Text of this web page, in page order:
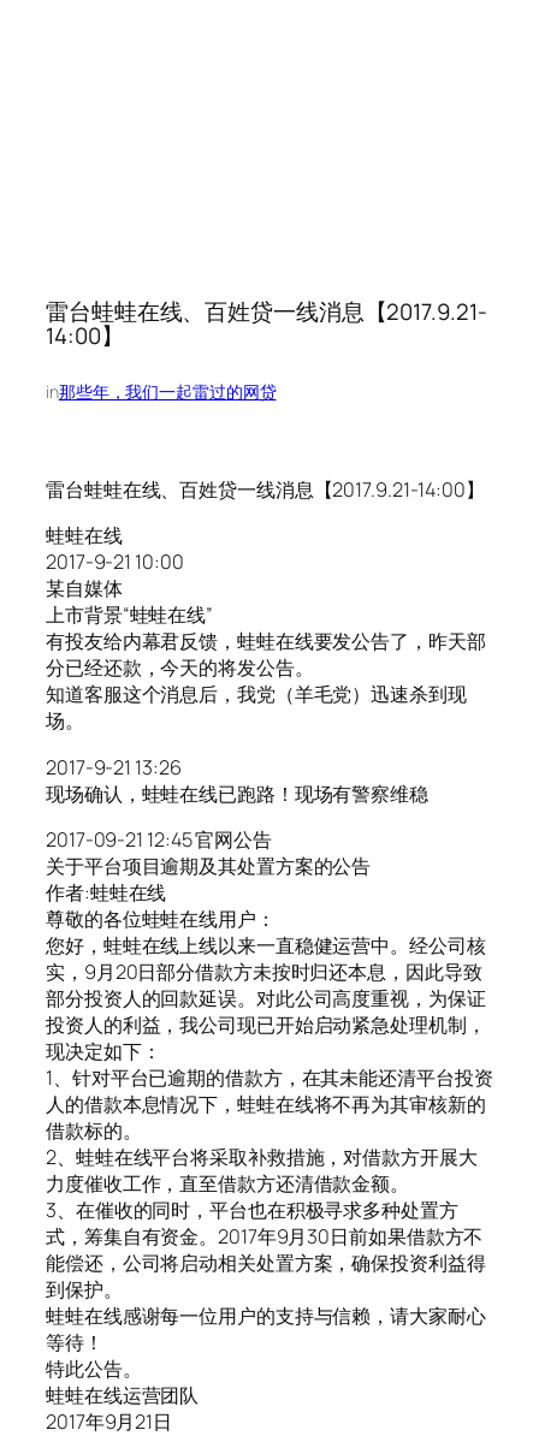
雷台蛙蛙在线、百姓贷一线消息【2017.9.21-
14:00】
in那些年，我们一起雷过的网贷
雷台蛙蛙在线、百姓贷一线消息【2017.9.21-14:00】
蛙蛙在线
2017-9-21 10:00
某自媒体
上市背景“蛙蛙在线”
有投友给内幕君反馈，蛙蛙在线要发公告了，昨天部
分已经还款，今天的将发公告。
知道客服这个消息后，我党（羊毛党）迅速杀到现
场。
2017-9-21 13:26
现场确认，蛙蛙在线已跑路！现场有警察维稳
2017-09-21 12:45 官网公告
关于平台项目逾期及其处置方案的公告
作者:蛙蛙在线
尊敬的各位蛙蛙在线用户：
您好，蛙蛙在线上线以来一直稳健运营中。经公司核
实，9月20日部分借款方未按时归还本息，因此导致
部分投资人的回款延误。对此公司高度重视，为保证
投资人的利益，我公司现已开始启动紧急处理机制，
现决定如下：
1、针对平台已逾期的借款方，在其未能还清平台投资
人的借款本息情况下，蛙蛙在线将不再为其审核新的
借款标的。
2、蛙蛙在线平台将采取补救措施，对借款方开展大
力度催收工作，直至借款方还清借款金额。
3、在催收的同时，平台也在积极寻求多种处置方
式，筹集自有资金。2017年9月30日前如果借款方不
能偿还，公司将启动相关处置方案，确保投资利益得
到保护。
蛙蛙在线感谢每一位用户的支持与信赖，请大家耐心
等待！
特此公告。
蛙蛙在线运营团队
2017年9月21日